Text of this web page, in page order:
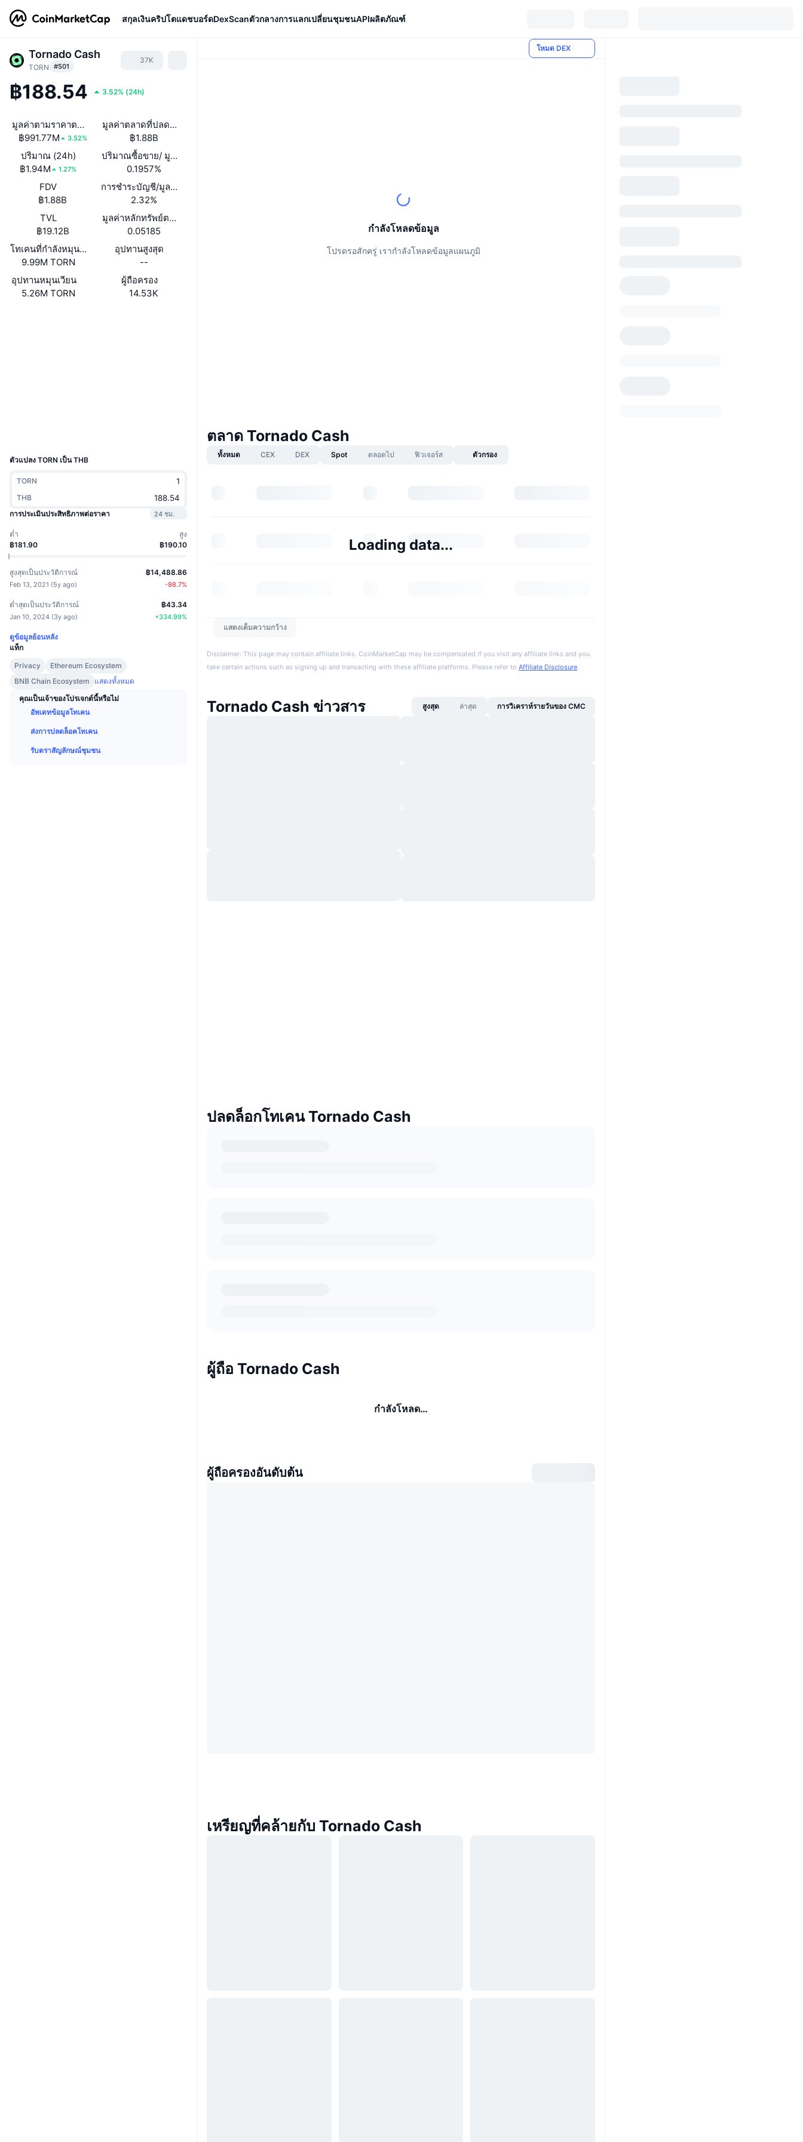
สกุลเงินคริปโตแดชบอร์ดDexScanตัวกลางการแลกเปลี่ยนชุมชนAPIผลิตภัณฑ์
Tornado Cash
TORN #501
37K
฿188.54 3.52% (24h)
มูลค่าตามราคาตลาด
฿991.77M
3.52%
มูลค่าตลาดที่ปลดล็อกแล้ว
฿1.88B
ปริมาณ (24h)
฿1.94M
1.27%
ปริมาณซื้อขาย/ มูลค่าหลักทรัพย์ตามราคาตลาด (24 ชม.)
0.1957%
FDV
฿1.88B
การชำระบัญชี/มูลค่าตลาด
2.32%
TVL
฿19.12B
มูลค่าหลักทรัพย์ตามราคาตลาด/มูลค่ารวมที่ถูกล็อก
0.05185
โทเคนที่กำลังหมุนเวียนหรือถูกล็อค
9.99M TORN
อุปทานสูงสุด
--
อุปทานหมุนเวียน
5.26M TORN
ผู้ถือครอง
14.53K
ตัวแปลง TORN เป็น THB
TORN
THB
การประเมินประสิทธิภาพต่อราคา
24 ชม.
ต่ำ
฿181.90
สูง
฿190.10
สูงสุดเป็นประวัติการณ์
Feb 13, 2021 (5y ago)
฿14,488.86
-98.7%
ต่ำสุดเป็นประวัติการณ์
Jan 10, 2024 (3y ago)
฿43.34
+334.99%
ดูข้อมูลย้อนหลัง
แท็ก
Privacy
Ethereum Ecosystem
BNB Chain Ecosystem
แสดงทั้งหมด
คุณเป็นเจ้าของโปรเจกต์นี้หรือไม่
อัพเดทข้อมูลโทเคน
ส่งการปลดล็อคโทเคน
รับตราสัญลักษณ์ชุมชน
โหมด DEX
กำลังโหลดข้อมูล
โปรดรอสักครู่ เรากำลังโหลดข้อมูลแผนภูมิ
ตลาด Tornado Cash
ทั้งหมด CEX DEX Spot ตลอดไป ฟิวเจอร์ส ตัวกรอง
Loading data...
แสดงเต็มความกว้าง
Disclaimer: This page may contain affiliate links. CoinMarketCap may be compensated if you visit any affiliate links and you
take certain actions such as signing up and transacting with these affiliate platforms. Please refer to Affiliate Disclosure.
Tornado Cash ข่าวสาร สูงสุด ล่าสุด การวิเคราห์รายวันของ CMC
ปลดล็อกโทเคน Tornado Cash
ผู้ถือ Tornado Cash
กำลังโหลด…
ผู้ถือครองอันดับต้น
เหรียญที่คล้ายกับ Tornado Cash